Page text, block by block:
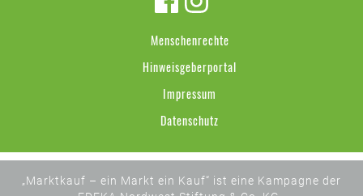
Menschenrechte
Hinweisgeberportal
Impressum
Datenschutz
„Marktkauf – ein Markt ein Kauf“ ist eine Kampagne der